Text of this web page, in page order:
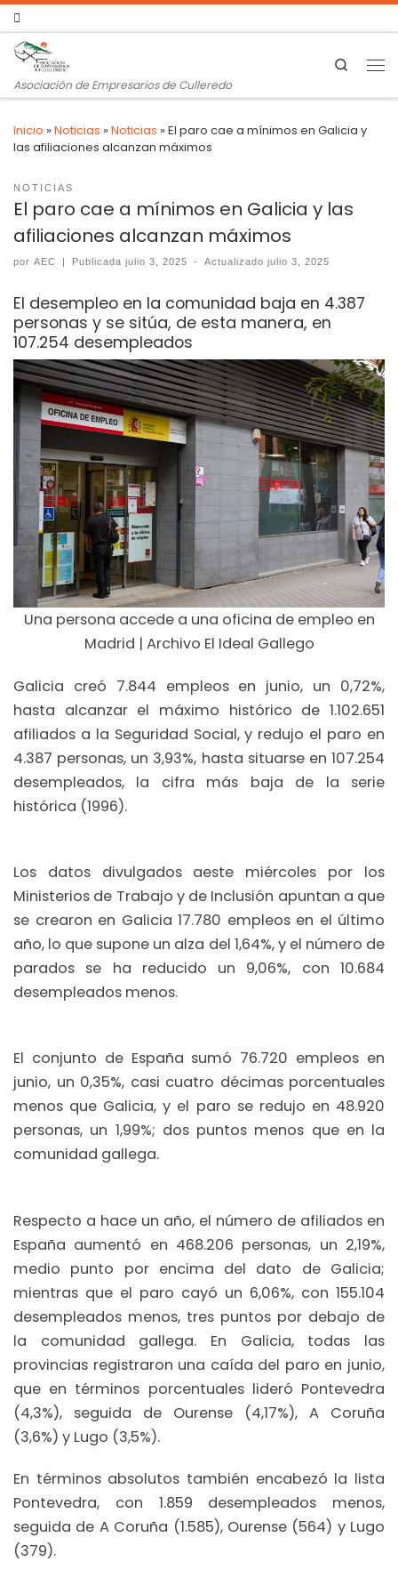
Asociación de Empresarios de Culleredo
Search
Inicio »Noticias »Noticias »El paro cae a mínimos en Galicia y
las afiliaciones alcanzan máximos
NOTICIAS
El paro cae a mínimos en Galicia y las
afiliaciones alcanzan máximos
por AEC | Publicadajulio 3, 2025 - Actualizadojulio 3, 2025
El desempleo en la comunidad baja en 4.387
personas y se sitúa, de esta manera, en
107.254 desempleados
Una persona accede a una oficina de empleo en
Madrid | Archivo El Ideal Gallego
Galicia creó 7.844 empleos en junio, un 0,72%,
hasta alcanzar el máximo histórico de 1.102.651
afiliados a la Seguridad Social, y redujo el paro en
4.387 personas, un 3,93%, hasta situarse en 107.254
desempleados, la cifra más baja de la serie
histórica (1996).
Los datos divulgados aeste miércoles por los
Ministerios de Trabajo y de Inclusión apuntan a que
se crearon en Galicia 17.780 empleos en el último
año, lo que supone un alza del 1,64%, y el número de
parados se ha reducido un 9,06%, con 10.684
desempleados menos.
El conjunto de España sumó 76.720 empleos en
junio, un 0,35%, casi cuatro décimas porcentuales
menos que Galicia, y el paro se redujo en 48.920
personas, un 1,99%; dos puntos menos que en la
comunidad gallega.
Respecto a hace un año, el número de afiliados en
España aumentó en 468.206 personas, un 2,19%,
medio punto por encima del dato de Galicia;
mientras que el paro cayó un 6,06%, con 155.104
desempleados menos, tres puntos por debajo de
la comunidad gallega. En Galicia, todas las
provincias registraron una caída del paro en junio,
que en términos porcentuales lideró Pontevedra
(4,3%), seguida de Ourense (4,17%), A Coruña
(3,6%) y Lugo (3,5%).
En términos absolutos también encabezó la lista
Pontevedra, con 1.859 desempleados menos,
seguida de A Coruña (1.585), Ourense (564) y Lugo
(379).